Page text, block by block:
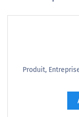
Produit,